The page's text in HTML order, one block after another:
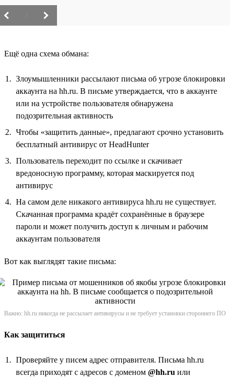
Ещё одна схема обмана:
Злоумышленники рассылают письма об угрозе блокировки
аккаунта на hh.ru. В письме утверждается, что в аккаунте
или на устройстве пользователя обнаружена
подозрительная активность
Чтобы «защитить данные», предлагают срочно установить
бесплатный антивирус от HeadHunter
Пользователь переходит по ссылке и скачивает
вредоносную программу, которая маскируется под
антивирус
На самом деле никакого антивируса hh.ru не существует.
Скачанная программа крадёт сохранённые в браузере
пароли и может получить доступ к личным и рабочим
аккаунтам пользователя
Вот как выглядят такие письма:
Важно: hh.ru никогда не рассылает антивирусы и не требует установки стороннего ПО
Как защититься
Проверяйте у писем адрес отправителя. Письма hh.ru
всегда приходят с адресов с доменом @hh.ru или